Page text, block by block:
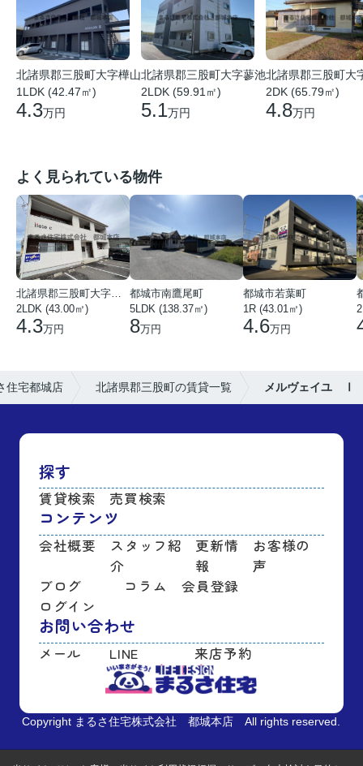
北諸県郡三股町大字樺山
1LDK (42.47㎡)
4.3万円
北諸県郡三股町大字蓼池
2LDK (59.91㎡)
5.1万円
北諸県郡三股町大
2DK (65.79㎡)
4.8万円
よく見られている物件
北諸県郡三股町大字蓼池
2LDK (43.00㎡)
4.3万円
都城市南鷹尾町
5LDK (138.37㎡)
8万円
都城市若葉町
1R (43.01㎡)
4.6万円
住宅都城店 北諸県郡三股町の賃貸一覧 メルヴェイユ Ⅰ
探す
賃貸検索 売買検索
コンテンツ
会社概要
スタッフ紹
介
更新情
報
お客様の
声
ブログ
コラム
会員登録
ログイン
お問い合わせ
メール LINE 来店予約
Copyright まるさ住宅株式会社 都城本店 All rights reserved.